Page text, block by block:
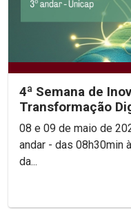
4ª Semana de
Transformação
futuro de
08 e 09 de maio de
andar - das 08h30min às 12h A Assessoria
da...